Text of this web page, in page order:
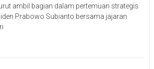
ambil bagian dalam pertemuan strategis
Prabowo Subianto bersama jajaran